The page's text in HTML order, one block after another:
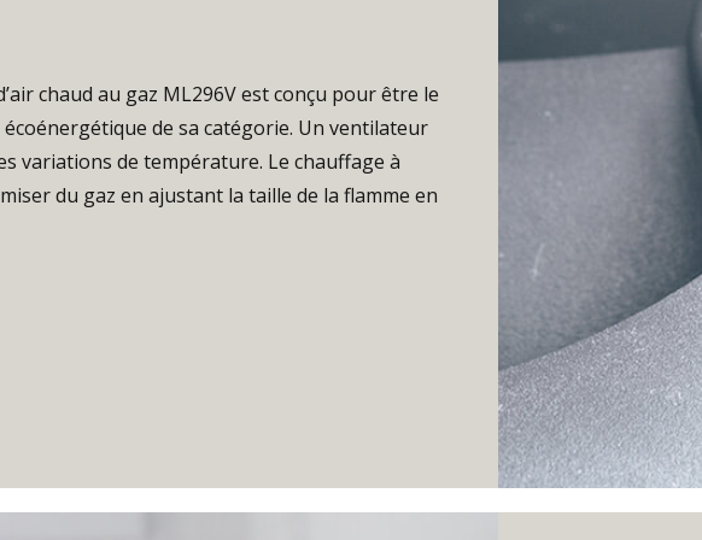
chaud au gaz ML296V est conçu pour être le
de sa catégorie. Un ventilateur
variations de température. Le chauffage à
du gaz en ajustant la taille de la flamme en